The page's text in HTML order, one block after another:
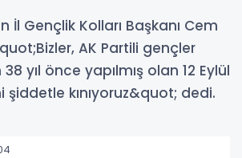
İl Gençlik Kolları Başkanı Cem
AK Partili gençler
yıl önce yapılmış olan 12 Eylül
şiddetle kınıyoruz&quot; dedi.